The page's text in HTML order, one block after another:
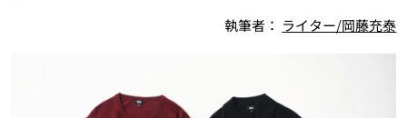
執筆者： ライター/岡藤充泰